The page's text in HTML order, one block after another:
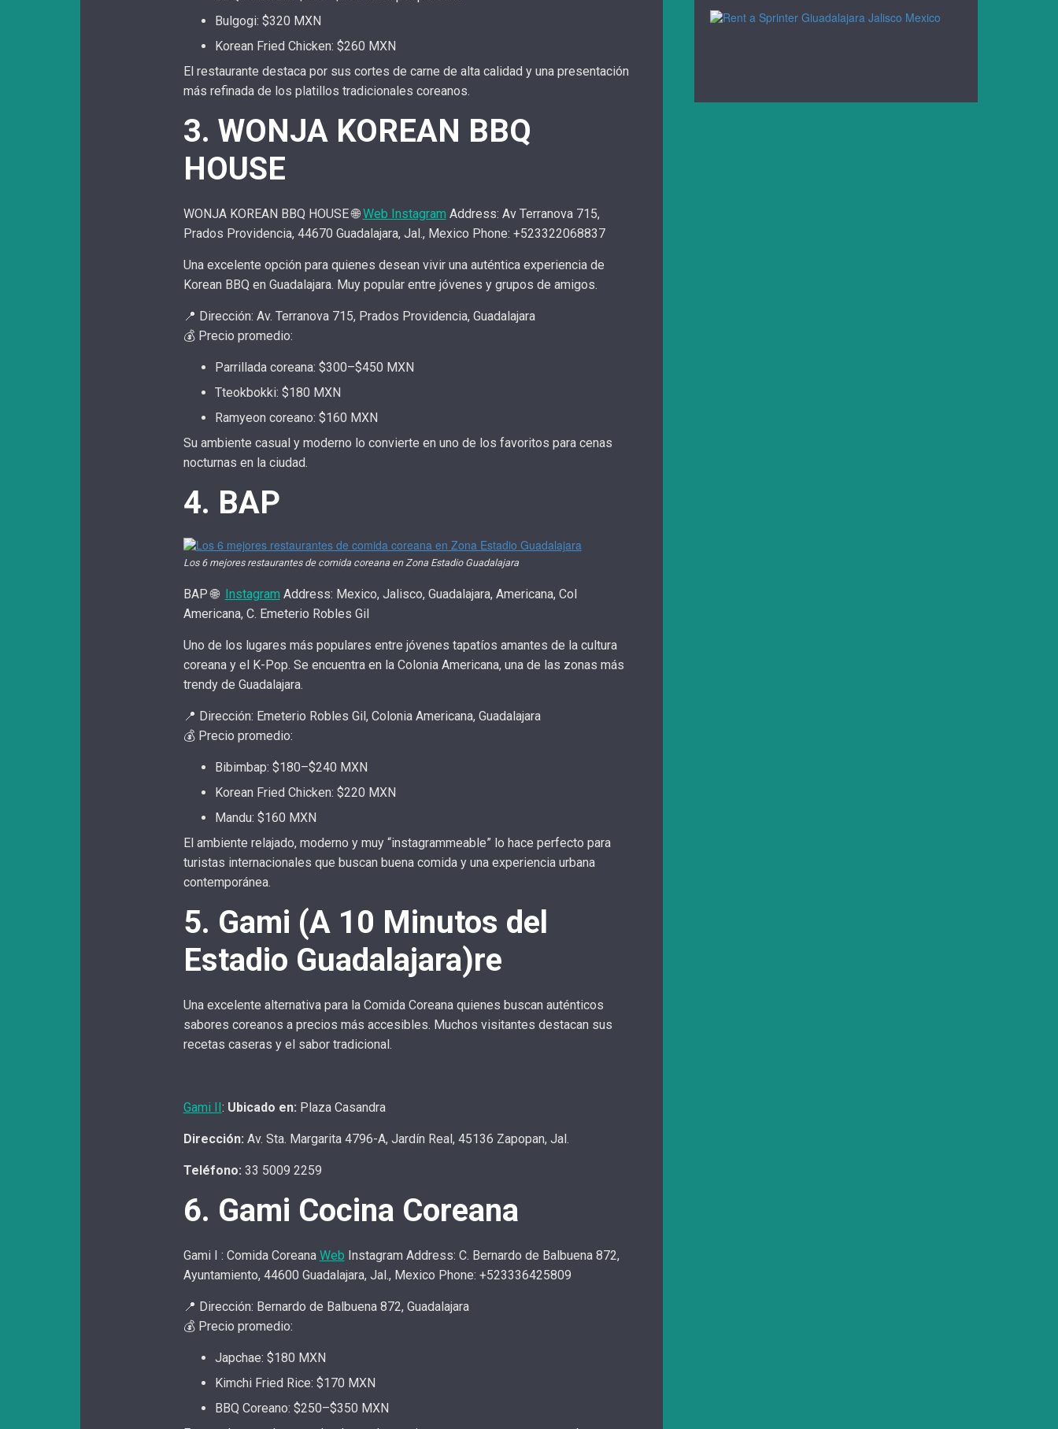
Bulgogi: $320 MXN
Korean Fried Chicken: $260 MXN
El restaurante destaca por sus cortes de carne de alta calidad y una presentación
más refinada de los platillos tradicionales coreanos.
3. WONJA KOREAN BBQ
HOUSE
WONJA KOREAN BBQ HOUSE 🌐 Web Instagram Address: Av Terranova 715,
Prados Providencia, 44670 Guadalajara, Jal., Mexico Phone: +523322068837
Una excelente opción para quienes desean vivir una auténtica experiencia de
Korean BBQ en Guadalajara. Muy popular entre jóvenes y grupos de amigos.
📍 Dirección: Av. Terranova 715, Prados Providencia, Guadalajara
💰 Precio promedio:
Parrillada coreana: $300–$450 MXN
Tteokbokki: $180 MXN
Ramyeon coreano: $160 MXN
Su ambiente casual y moderno lo convierte en uno de los favoritos para cenas
nocturnas en la ciudad.
4. BAP
Los 6 mejores restaurantes de comida coreana en Zona Estadio Guadalajara
BAP 🌐 Instagram Address: Mexico, Jalisco, Guadalajara, Americana, Col
Americana, C. Emeterio Robles Gil
Uno de los lugares más populares entre jóvenes tapatíos amantes de la cultura
coreana y el K-Pop. Se encuentra en la Colonia Americana, una de las zonas más
trendy de Guadalajara.
📍 Dirección: Emeterio Robles Gil, Colonia Americana, Guadalajara
💰 Precio promedio:
Bibimbap: $180–$240 MXN
Korean Fried Chicken: $220 MXN
Mandu: $160 MXN
El ambiente relajado, moderno y muy “instagrammeable” lo hace perfecto para
turistas internacionales que buscan buena comida y una experiencia urbana
contemporánea.
5. Gami (A 10 Minutos del
Estadio Guadalajara)re
Una excelente alternativa para la Comida Coreana quienes buscan auténticos
sabores coreanos a precios más accesibles. Muchos visitantes destacan sus
recetas caseras y el sabor tradicional.
Gami II: Ubicado en: Plaza Casandra
Dirección: Av. Sta. Margarita 4796-A, Jardín Real, 45136 Zapopan, Jal.
Teléfono: 33 5009 2259
6. Gami Cocina Coreana
Gami I : Comida Coreana Web Instagram Address: C. Bernardo de Balbuena 872,
Ayuntamiento, 44600 Guadalajara, Jal., Mexico Phone: +523336425809
📍 Dirección: Bernardo de Balbuena 872, Guadalajara
💰 Precio promedio:
Japchae: $180 MXN
Kimchi Fried Rice: $170 MXN
BBQ Coreano: $250–$350 MXN